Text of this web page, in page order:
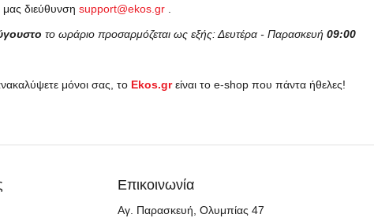
μας διεύθυνση support@ekos.gr
το ωράριο προσαρμόζεται ως εξής: Δευτέρα - Παρασκευή 09:00
μόνοι σας, το Ekos.grείναι το e-shop που πάντα ήθελες!
Επικοινωνία
Αγ. Παρασκευή, Ολυμπίας 47